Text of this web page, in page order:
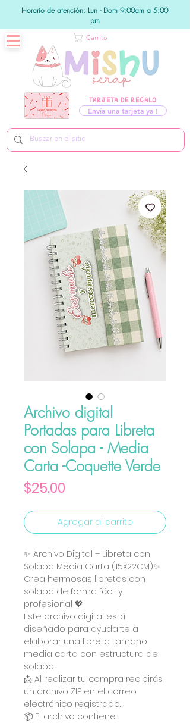
Horario de atención: Lun - Dom 9:00am a 5:00
pm
TARJETA DE REGALO
Envía una tarjeta ya !
Carrito
Archivo digital
Portadas para Libreta
con Solapa - Media
Carta -Coquette Verde
$25.00
Agregar al carrito
✨ Archivo Digital – Libreta con
Solapa Media Carta (15X22CM)✨
Crea hermosas libretas con
solapa de forma fácil y
profesional 💖
Este archivo digital está
diseñado para ayudarte a
elaborar una libreta tamaño
media carta con estructura de
solapa.
📩 Al realizar tu compra recibirás
un archivo ZIP en el correo
electrónico registrado.
📦 El archivo contiene: